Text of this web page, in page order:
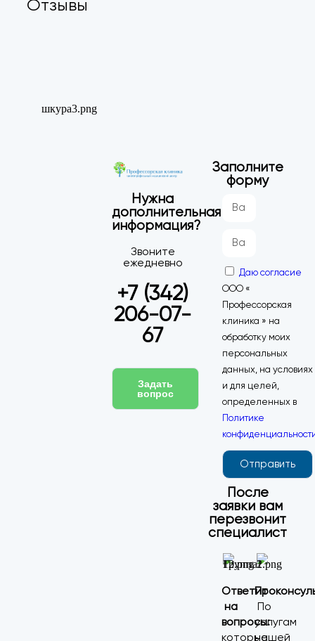
Отзывы
Нужна
дополнительная
информация?
Звоните
ежедневно
+7 (342)
206-07-
67
Задать
вопрос
Заполните
форму
Даю согласие
ООО «
Профессорская
клиника » на
обработку моих
персональных
данных, на условиях
и для целей,
определенных в
Политике
Отправить
После
заявки вам
перезвонит
специалист
Ответит
на
вопросы:
которые
По
услугам
нашей